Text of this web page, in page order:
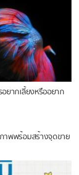
ยากเลี้ยงหรืออยาก
าพพร้อมสร้างจุดขาย